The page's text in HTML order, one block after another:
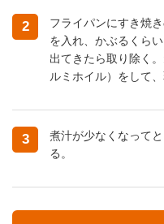
2
フライパンにすき焼
を入れ、かぶるくら
出てきたら取り除く
ルミホイル）をして
3
煮汁が少なくなって
る。